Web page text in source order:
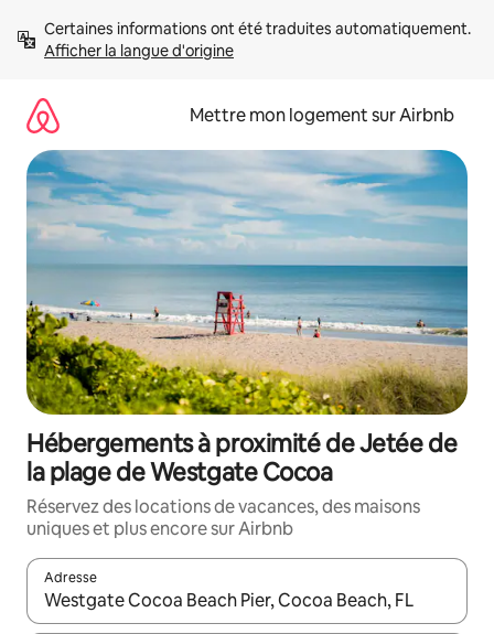
directement
Afficher la langue d'origine
Mettre mon logement sur Airbnb
Hébergements à proximité de Jetée de
la plage de Westgate Cocoa
Réservez des locations de vacances, des maisons
uniques et plus encore sur Airbnb
Adresse
Lorsque les résultats s'affichent, utilisez les flèches vers le